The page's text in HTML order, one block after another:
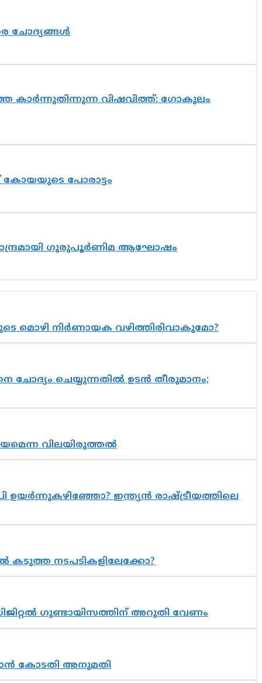
ചോദ്യങ്ങൾ
കാർന്നുതിന്നുന്ന വിഷവിത്ത്: ഗോകുലം
കോയയുടെ പോരാട്ടം
ഗുരുപൂർണിമ ആഘോഷം
മൊഴി നിർണായക വഴിത്തിരിവാകുമോ?
ചെയ്യുന്നതിൽ ഉടൻ തീരുമാനം;
വിലയിരുത്തൽ
ഉയർന്നുകഴിഞ്ഞോ? ഇന്ത്യൻ രാഷ്ട്രീയത്തിലെ
നടപടികളിലേക്കോ?
ഗുണ്ടായിസത്തിന് അറുതി വേണം
കോടതി അനുമതി